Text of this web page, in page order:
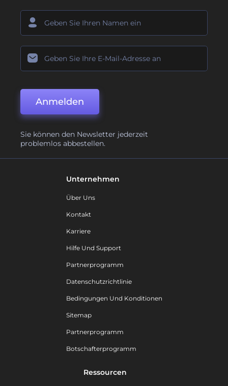
Anmelden
Sie können den Newsletter jederzeit
problemlos abbestellen.
Unternehmen
Über Uns
Kontakt
Karriere
Hilfe Und Support
Partnerprogramm
Datenschutzrichtlinie
Bedingungen Und Konditionen
Sitemap
Partnerprogramm
Botschafterprogramm
Ressourcen